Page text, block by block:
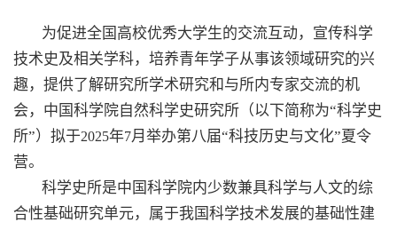
为促进全国高校优秀大学生的交流互动，宣传科学
技术史及相关学科，培养青年学子从事该领域研究的兴
趣，提供了解研究所学术研究和与所内专家交流的机
会，中国科学院自然科学史研究所（以下简称为“科学史
所”）拟于2025年7月举办第八届“科技历史与文化”夏令
营。
科学史所是中国科学院内少数兼具科学与人文的综
合性基础研究单元，属于我国科学技术发展的基础性建